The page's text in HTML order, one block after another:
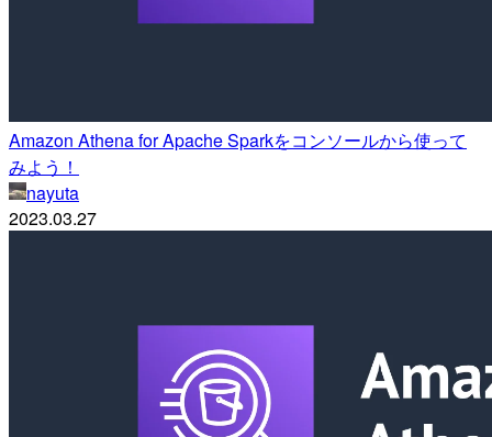
Amazon Athena for Apache Sparkをコンソールから使って
みよう！
nayuta
2023.03.27